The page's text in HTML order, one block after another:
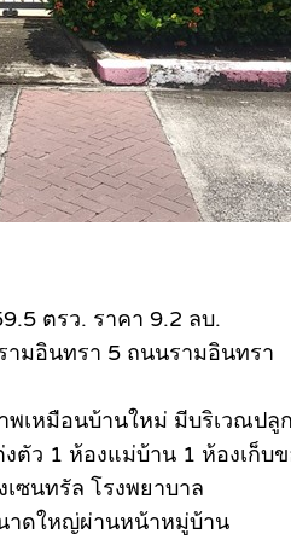
ตรว. ราคา 9.2 ลบ.
มอินทรา 5 ถนนรามอินทรา
พเหมือนบ้านใหม่ มีบริเวณปลู
ตัว 1 ห้องแม่บ้าน 1 ห้องเก็บข
ซนทรัล โรงพยาบาล
าดใหญ่ผ่านหน้าหมู่บ้าน